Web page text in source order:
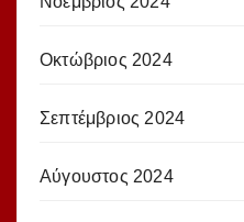
Οκτώβριος 2024
Σεπτέμβριος 2024
Αύγουστος 2024